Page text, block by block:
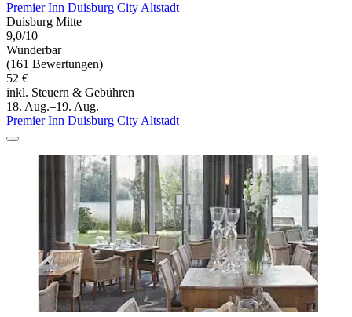
Premier Inn Duisburg City Altstadt
Duisburg Mitte
9,0/10
Wunderbar
(161 Bewertungen)
52 €
inkl. Steuern & Gebühren
18. Aug.–19. Aug.
Premier Inn Duisburg City Altstadt